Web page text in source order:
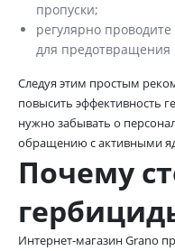
пропуски;
регулярно
для предотвращения
Следуя этим простым
повысить эффективность
нужно забывать о
обращению с активными
Почему
Интернет-магазин Grano